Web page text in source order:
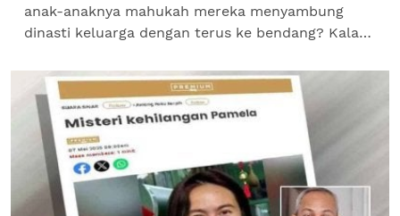
anak-anaknya mahukah mereka menyambung
dinasti keluarga dengan terus ke bendang? Kalau
Adalah lebih...